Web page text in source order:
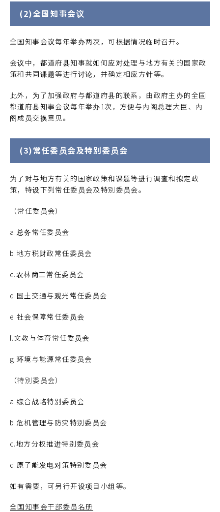
(2)全国知事会议
全国知事会议每年举办两次，可根据情况临时召开。
会议中，都道府县知事就如何应对处理与地方有关的国家政
策和共同课题等进行讨论，并确定相应方针等。
此外，为了加强政府与都道府县的联系，由政府主办的全国
都道府县知事会议每年举办1次，方便与内阁总理大臣、内
阁成员交换意见。
(3)常任委员会及特别委员会
为了对与地方有关的国家政策和课题等进行调查和拟定政
策，特设下列常任委员会及特別委员会。
（常任委员会）
a.总务常任委员会
b.地方税财政常任委员会
c.农林商工常任委员会
d.国土交通与观光常任委员会
e.社会保障常任委员会
f.文教与体育常任委员会
g.环境与能源常任委员会
（特別委员会）
a.综合战略特别委员会
b.危机管理与防灾特别委员会
c.地方分权推进特别委员会
d.原子能发电对策特别委员会
如有需要，可另行开设项目小组等。
全国知事会干部委员名册